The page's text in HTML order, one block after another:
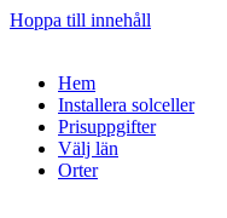
Hoppa till innehåll
Hem
Installera solceller
Prisuppgifter
Välj län
Orter